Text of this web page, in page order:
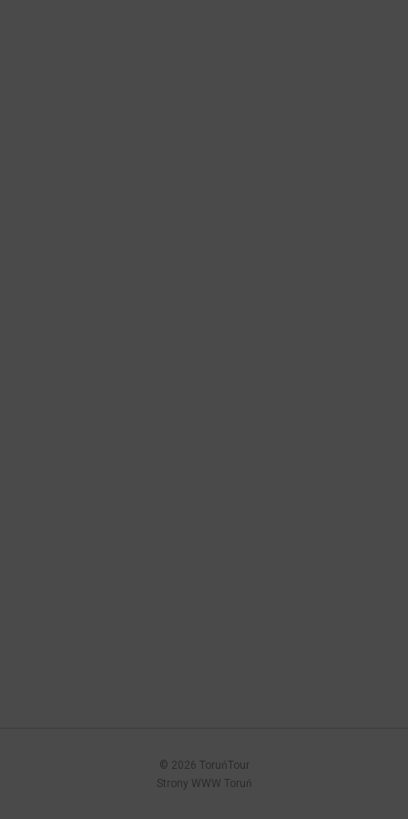
© 2026 ToruńTour
Strony WWW Toruń